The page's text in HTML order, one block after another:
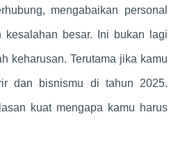
mengabaikan personal
kesalahan besar. Ini bukan lagi
keharusan. Terutama jika kamu
dan bisnismu di tahun 2025.
kuat mengapa kamu harus